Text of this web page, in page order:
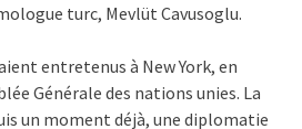
turc, Mevlüt Cavusoglu.
entretenus à New York, en
Générale des nations unies. La
un moment déjà, une diplomatie